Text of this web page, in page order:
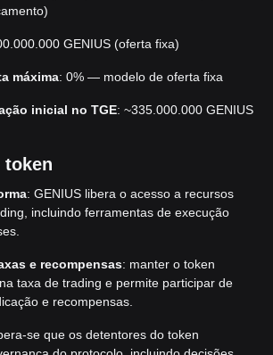
GENIUS (oferta fixa)
máxima: 0% — modelo de oferta fixa
inicial no TGE: ~335.000.000 GENIUS
token
: GENIUS libera o acesso a recursos
incluindo ferramentas de execução
e recompensas: manter o token
taxa de trading e permite participar de
e recompensas.
se que os detentores do token